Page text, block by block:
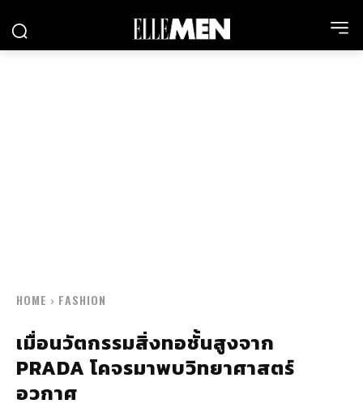
HOME FASHION
เมื่อนวัตกรรมสิ่งทอชั้นสูงจาก
PRADA โคจรมาพบวิทยาศาสตร์
อวกาศ